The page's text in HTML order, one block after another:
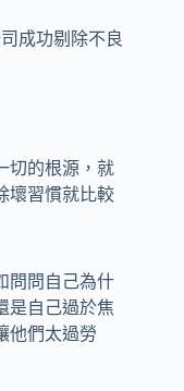
成功剔除不良
切的根源，就
壞習慣就比較
問問自己為什
是自己過於焦
他們太過勞